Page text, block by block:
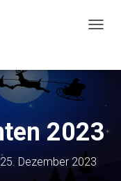
I
O
U
2023
25. Dezember 2023